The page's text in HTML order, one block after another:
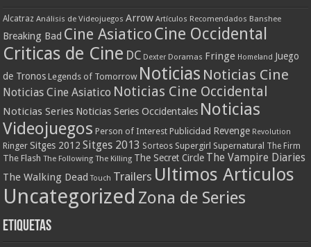
Alcatraz Análisis de Videojuegos Arrow Artículos Recomendados Banshee
Breaking Bad Cine AsiaticoCine Occidental
Criticas de Cine DC Dexter Doramas Fringe Homeland Juego
de Tronos Legends of Tomorrow Noticias Noticias Cine
Noticias Cine Asiatico Noticias Cine Occidental
Noticias Series Noticias Series Occidentales Noticias
Videojuegos Person of Interest Publicidad Revenge Revolution
Ringer Sitges 2012 Sitges 2013 Sorteos Supergirl Supernatural The Firm
The Flash The Following The Killing The Secret Circle The Vampire Diaries
The Walking Dead Touch Trailers Ultimos Articulos
Uncategorized Zona de Series
Etiquetas